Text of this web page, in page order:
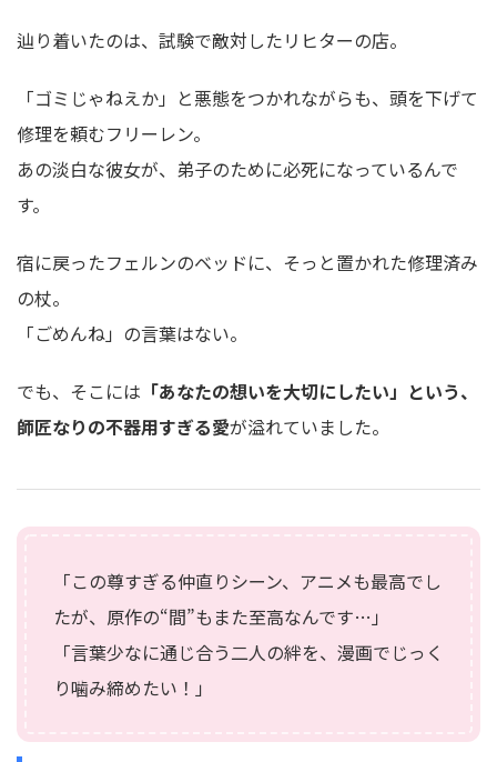
辿り着いたのは、試験で敵対したリヒターの店。
「ゴミじゃねえか」と悪態をつかれながらも、頭を下げて
修理を頼むフリーレン。
あの淡白な彼女が、弟子のために必死になっているんで
す。
宿に戻ったフェルンのベッドに、そっと置かれた修理済み
の杖。
「ごめんね」の言葉はない。
でも、そこには 「あなたの想いを大切にしたい」という、
師匠なりの不器用すぎる愛が溢れていました。
「この尊すぎる仲直りシーン、アニメも最高でし
たが、原作の“間”もまた至高なんです…」
「言葉少なに通じ合う二人の絆を、漫画でじっく
り噛み締めたい！」